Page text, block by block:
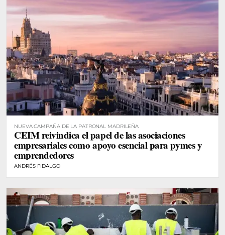
NUEVA CAMPAÑA DE LA PATRONAL MADRILEÑA
CEIM reivindica el papel de las asociaciones
empresariales como apoyo esencial para pymes y
emprendedores
ANDRÉS FIDALGO